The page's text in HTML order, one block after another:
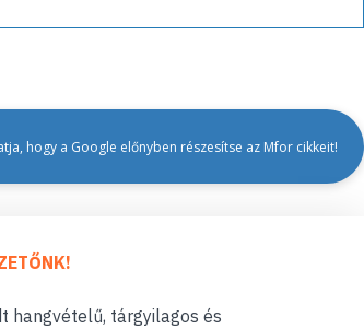
hogy a Google előnyben részesítse az Mfor cikkeit!
hangvételű, tárgyilagos és